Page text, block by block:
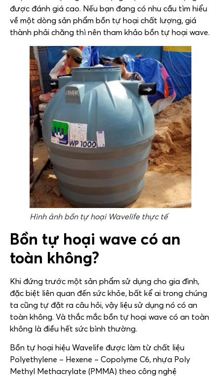
được đánh giá cao. Nếu bạn đang có nhu cầu tìm hiểu
về một dòng sản phẩm bồn tự hoại chất lượng, giá
thành phải chăng thì nên tham khảo bồn tự hoại wave.
Hình ảnh bồn tự hoại Wavelife thực tế
Bồn tự hoại wave có an
toàn không?
Khi đứng trước một sản phẩm sử dụng cho gia đình,
đặc biệt liên quan đến sức khỏe, bất kể ai trong chúng
ta cũng tự đặt ra câu hỏi, vậy liệu sử dụng nó có an
toàn không. Và thắc mắc bồn tự hoại wave có an toàn
không là điều hết sức bình thường.
Bồn tự hoại hiệu Wavelife được làm từ chất liệu
Polyethylene – Hexene – Copolyme C6, nhựa Poly
Methyl Methacrylate (PMMA) theo công nghệ